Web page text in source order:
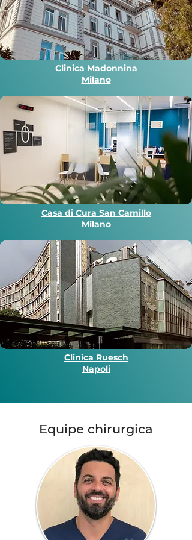
Clinica Madonnina
Milano
Casa di Cura San Camillo
Milano
Clinica Ruesch
Napoli
Equipe chirurgica